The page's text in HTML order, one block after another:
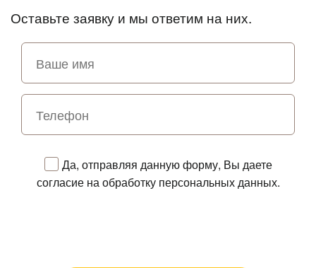
Оставьте заявку и мы ответим на них.
Да, отправляя данную форму, Вы даете
согласие на обработку персональных данных.